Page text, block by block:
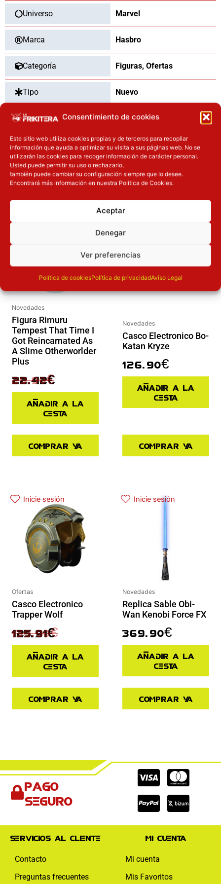
Consentimiento de cookies
Este sitio web utiliza cookies propias y de terceros para recopilar
información que ayuda a optimizar su visita a sus páginas web. No se
utilizarán las cookies para recoger información de carácter personal.
Usted puede permitir su uso o rechazarlo,
también puede cambiar su configuración siempre que lo desee.
Encontrará más información en nuestra Política de Cookies.
Aceptar
Denegar
Ver preferencias
Política de cookiesPolítica de privacidadAviso Legal
Legends
cantidad
Universo Marvel
Marca Hasbro
Categoría Figuras, Ofertas
Tipo Nuevo
Dimensiones 15cm
OTROS PRODUCTOS QUE TE
PUEDEN INTERESAR
Novedades
Figura Rimuru
Tempest That Time I
Got Reincarnated As
A Slime Otherworlder
Plus
29.90€
El precio original era: 29.90€.
22.42€
El precio actual es: 22.42€.
Añadir a la
cesta
Comprar ya
Novedades
Casco Electronico Bo-
Katan Kryze
126.90€
Añadir a la
cesta
Comprar ya
Inicie sesión
Ofertas
Casco Electronico
Trapper Wolf
139.90€
125.91€
Añadir a la
cesta
Comprar ya
Inicie sesión
Novedades
Replica Sable Obi-
Wan Kenobi Force FX
369.90€
Añadir a la
cesta
Comprar ya
Pago
seguro
Cc-
visa
Cc-
Cc-
paypal
Servicios al cliente
Contacto
Preguntas frecuentes
Mi cuenta
Mi cuenta
Mis Favoritos